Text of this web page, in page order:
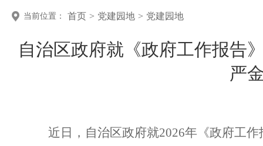
当前位置： 首页 > 党建园地 > 党建园地
自治区政府就《政府工作报告
严
近日，自治区政府就2026年《政府工